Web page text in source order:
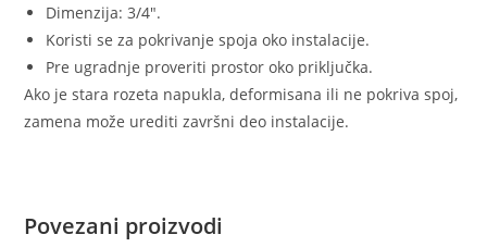
Dimenzija: 3/4″.
Koristi se za pokrivanje spoja oko instalacije.
Pre ugradnje proveriti prostor oko priključka.
Ako je stara rozeta napukla, deformisana ili ne pokriva spoj,
zamena može urediti završni deo instalacije.
Povezani proizvodi